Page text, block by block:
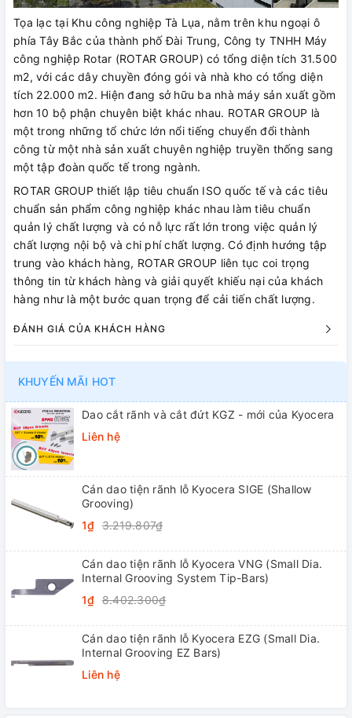
Tọa lạc tại Khu công nghiệp Tà Lụa, nằm trên khu ngoại ô
phía Tây Bắc của thành phố Đài Trung, Công ty TNHH Máy
công nghiệp Rotar (ROTAR GROUP) có tổng diện tích 31.500
m2, với các dây chuyền đóng gói và nhà kho có tổng diện
tích 22.000 m2. Hiện đang sở hữu ba nhà máy sản xuất gồm
hơn 10 bộ phận chuyên biệt khác nhau. ROTAR GROUP là
một trong những tổ chức lớn nổi tiếng chuyển đổi thành
công từ một nhà sản xuất chuyên nghiệp truyền thống sang
một tập đoàn quốc tế trong ngành.
ROTAR GROUP thiết lập tiêu chuẩn ISO quốc tế và các tiêu
chuẩn sản phẩm công nghiệp khác nhau làm tiêu chuẩn
quản lý chất lượng và có nỗ lực rất lớn trong việc quản lý
chất lượng nội bộ và chi phí chất lượng. Có định hướng tập
trung vào khách hàng, ROTAR GROUP liên tục coi trọng
thông tin từ khách hàng và giải quyết khiếu nại của khách
hàng như là một bước quan trọng để cải tiến chất lượng.
ĐÁNH GIÁ CỦA KHÁCH HÀNG
KHUYẾN MÃI HOT
Dao cắt rãnh và cắt đứt KGZ - mới của Kyocera
Liên hệ
Cán dao tiện rãnh lỗ Kyocera SIGE (Shallow
Grooving)
1₫ 3.219.807₫
Cán dao tiện rãnh lỗ Kyocera VNG (Small Dia.
Internal Grooving System Tip-Bars)
1₫ 8.402.300₫
Cán dao tiện rãnh lỗ Kyocera EZG (Small Dia.
Internal Grooving EZ Bars)
Liên hệ